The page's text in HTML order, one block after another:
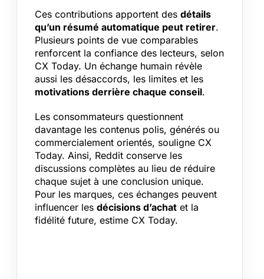
Ces contributions apportent des détails
qu’un résumé automatique peut retirer.
Plusieurs points de vue comparables
renforcent la confiance des lecteurs, selon
CX Today. Un échange humain révèle
aussi les désaccords, les limites et les
motivations derrière chaque conseil.
Les consommateurs questionnent
davantage les contenus polis, générés ou
commercialement orientés, souligne CX
Today. Ainsi, Reddit conserve les
discussions complètes au lieu de réduire
chaque sujet à une conclusion unique.
Pour les marques, ces échanges peuvent
influencer les décisions d’achat et la
fidélité future, estime CX Today.